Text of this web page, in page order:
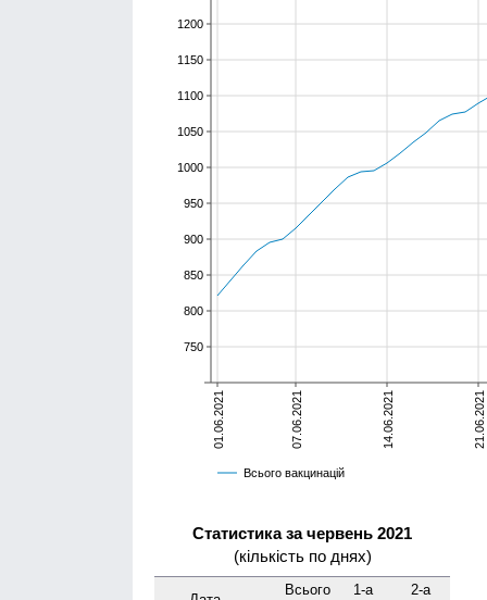
01.06.2021 07.06.2021 14.06.2021 21.06.2021
750
800
850
900
950
1000
1050
1100
1150
1200
Всього вакцинацій
Статистика за червень 2021
(кількість по днях)
Всього 1-а 2-а